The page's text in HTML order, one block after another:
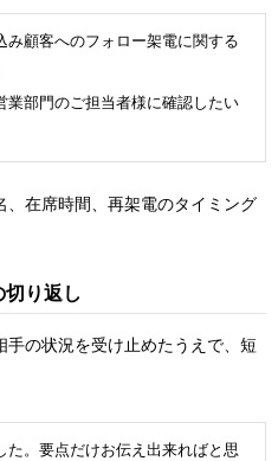
み顧客へのフォロー架電に関する
業部門のご担当者様に確認したい
在席時間、再架電のタイミング
切り返し
手の状況を受け止めたうえで、短
た。要点だけお伝え出来ればと思